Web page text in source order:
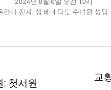
간다 진자, 성 베네딕도 수녀원 성당
첫서원
교